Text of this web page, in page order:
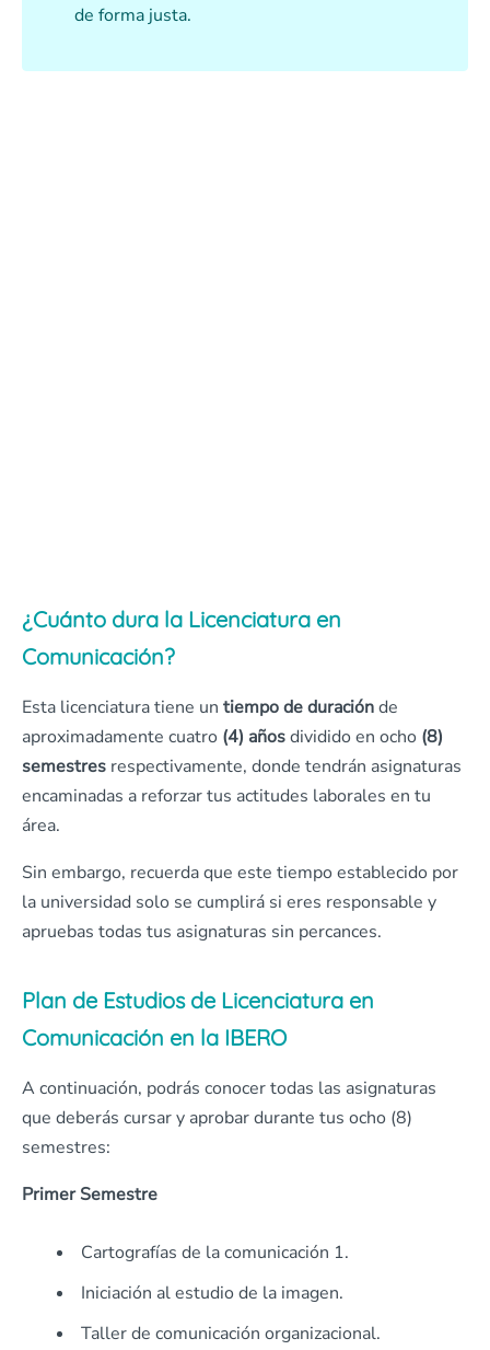
de forma justa.
¿Cuánto dura la Licenciatura en
Comunicación?
Esta licenciatura tiene un tiempo de duraciónde
aproximadamente cuatro (4) añosdividido en ocho (8)
semestres respectivamente, donde tendrán asignaturas
encaminadas a reforzar tus actitudes laborales en tu
área.
Sin embargo, recuerda que este tiempo establecido por
la universidad solo se cumplirá si eres responsable y
apruebas todas tus asignaturas sin percances.
Plan de Estudios de Licenciatura en
Comunicación en la IBERO
A continuación, podrás conocer todas las asignaturas
que deberás cursar y aprobar durante tus ocho (8)
semestres:
Primer Semestre
Cartografías de la comunicación 1.
Iniciación al estudio de la imagen.
Taller de comunicación organizacional.